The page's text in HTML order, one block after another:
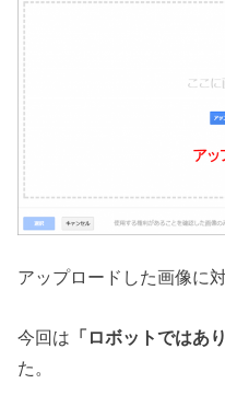
アップロードした画像に
今回は 「ロボットではあ
た。